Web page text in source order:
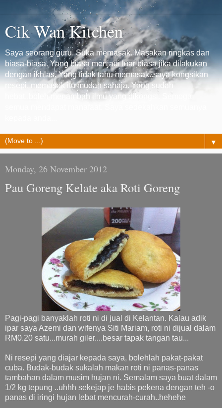
Cik Wan Kitchen
Saya seorang guru. Suka memasak. Masakan ringkas dan
biasa-biasa. Yang biasa menjadi luar biasa jika dilakukan
dengan ikhlas. Yang tidak tahu memasak..saya kongsikan
resepi, memasak itu mudah sahaja. Yang sudah
hebat..boleh menambah ilmu yang dikongsi. Semoga
▼
Monday, 26 November 2012
Pau Goreng Kelate aka Roti Goreng
Pagi-pagi banyaklah roti ni di jual di Kelantan. Kalau adik
ipar saya Azemi dan wifenya Siti Mariam, roti ni dijual dalam
RM0.20 satu...murah giler....besar tapak tangan tau...
Ni resepi yang diajar kepada saya, bolehlah pakat-pakat
cuba. Budak-budak sukalah makan roti ni panas-panas
tambahan dalam musim hujan ni. Semalam saya buat dalam
1/2 kg tepung ..uhhh sekejap je habis pekena dengan teh -o
panas di iringi hujan lebat mencurah-curah..hehehe